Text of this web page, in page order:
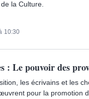
la Culture.
10:30
: Le pouvoir des
les écrivains et les
pour la promotion